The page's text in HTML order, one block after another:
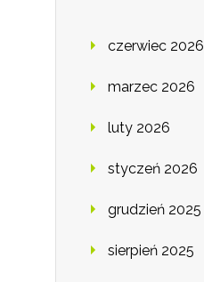
czerwiec 2026
marzec 2026
luty 2026
styczeń 2026
grudzień 2025
sierpień 2025